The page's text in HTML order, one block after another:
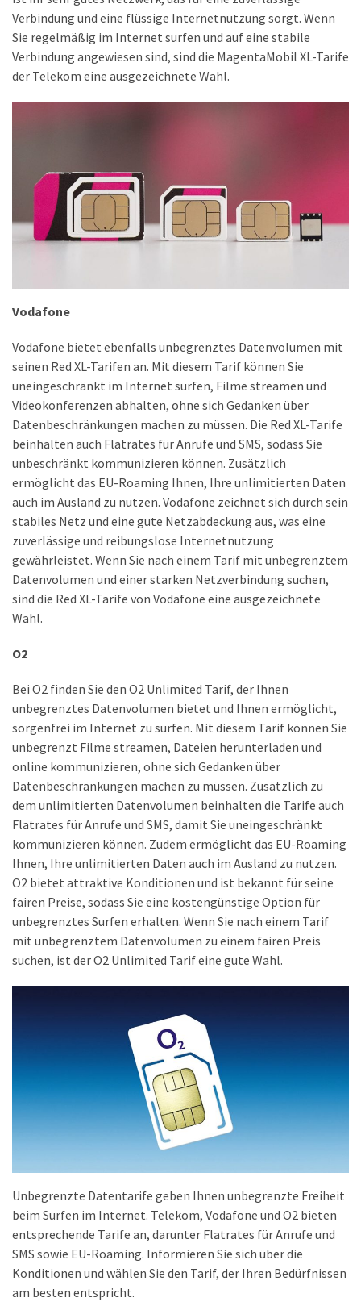
liegen
die
Unterschiede
und
was
Kurzzeitreisende:
Welcher
ist
ideal
lokale
SIM
oder
internationale
Karte?
MOST
USED
CATEGORIES
Handys
(31)
DSL
Multimedia
(34)
Smartwatches
(13)
Handytarif
(38)
Angebote
(19)
Handytarif-
Vergleich
(18)
Verbindung und eine flüssige Internetnutzung sorgt. Wenn
Sie regelmäßig im Internet surfen und auf eine stabile
Verbindung angewiesen sind, sind die MagentaMobil XL-Tarife
der Telekom eine ausgezeichnete Wahl.
Vodafone
Vodafone bietet ebenfalls unbegrenztes Datenvolumen mit
seinen Red XL-Tarifen an. Mit diesem Tarif können Sie
uneingeschränkt im Internet surfen, Filme streamen und
Videokonferenzen abhalten, ohne sich Gedanken über
Datenbeschränkungen machen zu müssen. Die Red XL-Tarife
beinhalten auch Flatrates für Anrufe und SMS, sodass Sie
unbeschränkt kommunizieren können. Zusätzlich
ermöglicht das EU-Roaming Ihnen, Ihre unlimitierten Daten
auch im Ausland zu nutzen. Vodafone zeichnet sich durch sein
stabiles Netz und eine gute Netzabdeckung aus, was eine
zuverlässige und reibungslose Internetnutzung
gewährleistet. Wenn Sie nach einem Tarif mit unbegrenztem
Datenvolumen und einer starken Netzverbindung suchen,
sind die Red XL-Tarife von Vodafone eine ausgezeichnete
Wahl.
O2
Bei O2 finden Sie den O2 Unlimited Tarif, der Ihnen
unbegrenztes Datenvolumen bietet und Ihnen ermöglicht,
sorgenfrei im Internet zu surfen. Mit diesem Tarif können Sie
unbegrenzt Filme streamen, Dateien herunterladen und
online kommunizieren, ohne sich Gedanken über
Datenbeschränkungen machen zu müssen. Zusätzlich zu
dem unlimitierten Datenvolumen beinhalten die Tarife auch
Flatrates für Anrufe und SMS, damit Sie uneingeschränkt
kommunizieren können. Zudem ermöglicht das EU-Roaming
Ihnen, Ihre unlimitierten Daten auch im Ausland zu nutzen.
O2 bietet attraktive Konditionen und ist bekannt für seine
fairen Preise, sodass Sie eine kostengünstige Option für
unbegrenztes Surfen erhalten. Wenn Sie nach einem Tarif
mit unbegrenztem Datenvolumen zu einem fairen Preis
suchen, ist der O2 Unlimited Tarif eine gute Wahl.
Unbegrenzte Datentarife geben Ihnen unbegrenzte Freiheit
beim Surfen im Internet. Telekom, Vodafone und O2 bieten
entsprechende Tarife an, darunter Flatrates für Anrufe und
SMS sowie EU-Roaming. Informieren Sie sich über die
Konditionen und wählen Sie den Tarif, der Ihren Bedürfnissen
am besten entspricht.